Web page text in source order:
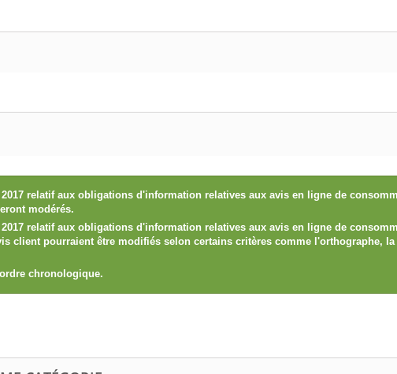
2017 relatif aux obligations d'information relatives aux avis en ligne de
modérés.
2017 relatif aux obligations d'information relatives aux avis en ligne de
client pourraient être modifiés selon certains critères comme l'orthographe,
chronologique.